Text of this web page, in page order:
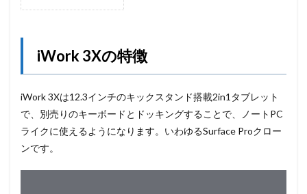
iWork 3Xの特徴
iWork 3Xは12.3インチのキックスタンド搭載2in1タブレット
で、別売りのキーボードとドッキングすることで、ノートPC
ライクに使えるようになります。いわゆるSurface Proクロー
ンです。